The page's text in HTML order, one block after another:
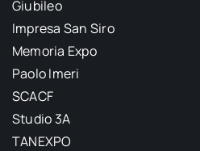
Giubileo
Impresa San Siro
Memoria Expo
Paolo Imeri
SCACF
Studio 3A
TANEXPO